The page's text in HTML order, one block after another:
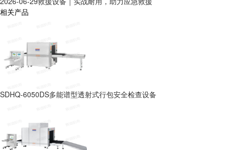
相关产品
SDHQ-6050DS多能谱型透射式行包安全检查设备